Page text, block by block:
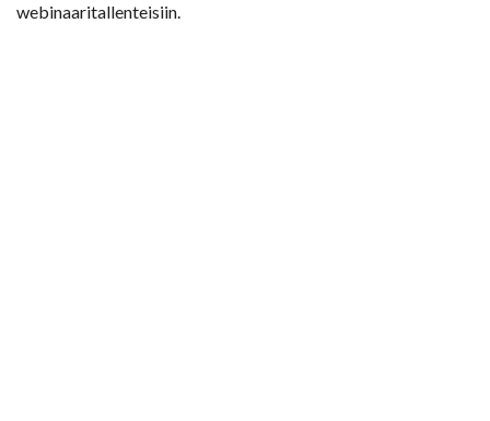
webinaaritallenteisiin.